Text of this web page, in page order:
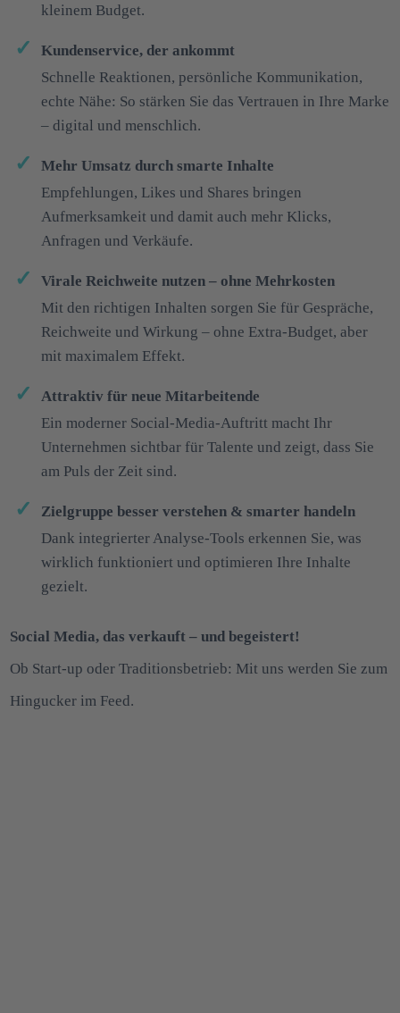
kleinem Budget.
Kundenservice, der ankommt
Schnelle Reaktionen, persönliche Kommunikation,
echte Nähe: So stärken Sie das Vertrauen in Ihre Marke
– digital und menschlich.
Mehr Umsatz durch smarte Inhalte
Empfehlungen, Likes und Shares bringen
Aufmerksamkeit und damit auch mehr Klicks,
Anfragen und Verkäufe.
Virale Reichweite nutzen – ohne Mehrkosten
Mit den richtigen Inhalten sorgen Sie für Gespräche,
Reichweite und Wirkung – ohne Extra-Budget, aber
mit maximalem Effekt.
Attraktiv für neue Mitarbeitende
Ein moderner Social-Media-Auftritt macht Ihr
Unternehmen sichtbar für Talente und zeigt, dass Sie
am Puls der Zeit sind.
Zielgruppe besser verstehen & smarter handeln
Dank integrierter Analyse-Tools erkennen Sie, was
wirklich funktioniert und optimieren Ihre Inhalte
gezielt.
Social Media, das verkauft – und begeistert!
Ob Start-up oder Traditionsbetrieb: Mit uns werden Sie zum
Hingucker im Feed.